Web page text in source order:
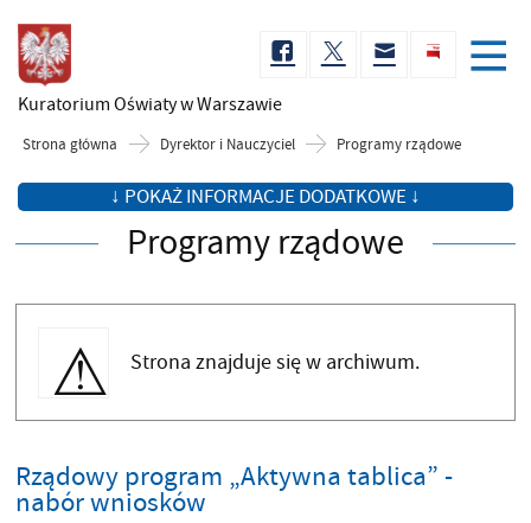
Kuratorium Oświatyw Warszawie
Strona główna Dyrektor i Nauczyciel Programy rządowe
↓ POKAŻ INFORMACJE DODATKOWE ↓
Programy rządowe
Strona znajduje się w archiwum.
Rządowy program „Aktywna tablica” -
nabór wniosków